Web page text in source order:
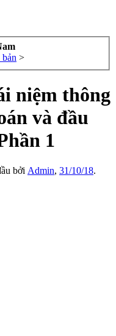
>
niệm thông
và đầu
1
bởi Admin, 31/10/18.